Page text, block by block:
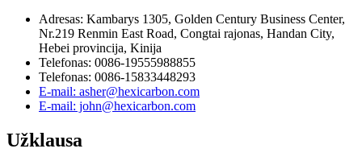
Adresas: Kambarys 1305, Golden Century Business Center,
Nr.219 Renmin East Road, Congtai rajonas, Handan City,
Hebei provincija, Kinija
Telefonas: 0086-19555988855
Telefonas: 0086-15833448293
E-mail: asher@hexicarbon.com
E-mail: john@hexicarbon.com
Užklausa